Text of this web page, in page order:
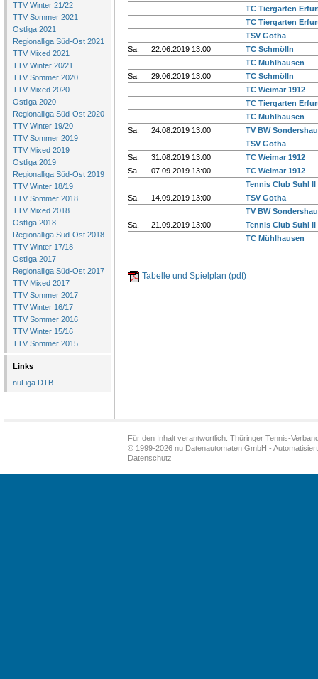
TTV Winter 21/22
TTV Sommer 2021
Ostliga 2021
Regionalliga Süd-Ost 2021
TTV Mixed 2021
TTV Winter 20/21
TTV Sommer 2020
TTV Mixed 2020
Ostliga 2020
Regionalliga Süd-Ost 2020
TTV Winter 19/20
TTV Sommer 2019
TTV Mixed 2019
Ostliga 2019
Regionalliga Süd-Ost 2019
TTV Winter 18/19
TTV Sommer 2018
TTV Mixed 2018
Ostliga 2018
Regionalliga Süd-Ost 2018
TTV Winter 17/18
Ostliga 2017
Regionalliga Süd-Ost 2017
TTV Mixed 2017
TTV Sommer 2017
TTV Winter 16/17
TTV Sommer 2016
TTV Winter 15/16
TTV Sommer 2015
Links
nuLiga DTB
TC Tiergarten
TC Tiergarten
TSV Gotha
Sa.
22.06.2019 13:00
TC Schmölln
TC Mühlhausen
Sa.
29.06.2019 13:00
TC Schmölln
TC Weimar 1912
TC Tiergarten
TC Mühlhausen
Sa.
24.08.2019 13:00
TV BW
TSV Gotha
Sa.
31.08.2019 13:00
TC Weimar 1912
Sa.
07.09.2019 13:00
TC Weimar 1912
Tennis Club Suhl II
Sa.
14.09.2019 13:00
TSV Gotha
TV BW
Sa.
21.09.2019 13:00
Tennis Club Suhl II
TC Mühlhausen
Tabelle und Spielplan (pdf)
Für den Inhalt verantwortlich: Thüringer Tennis-
© 1999-2026 nu Datenautomaten GmbH -
Datenschutz